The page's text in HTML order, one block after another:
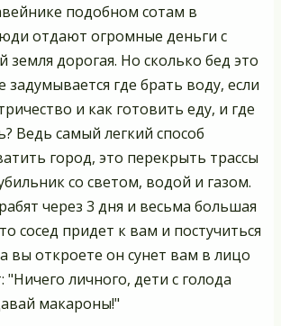
подобном сотам в
отдают огромные деньги с
дорогая. Но сколько бед это
задумывается где брать воду, если
и как готовить еду, и где
Ведь самый легкий способ
город, это перекрыть трассы
со светом, водой и газом.
через 3 дня и весьма большая
сосед придет к вам и постучиться
вы откроете он сунет вам в лицо
"Ничего личного, дети с голода
макароны!"